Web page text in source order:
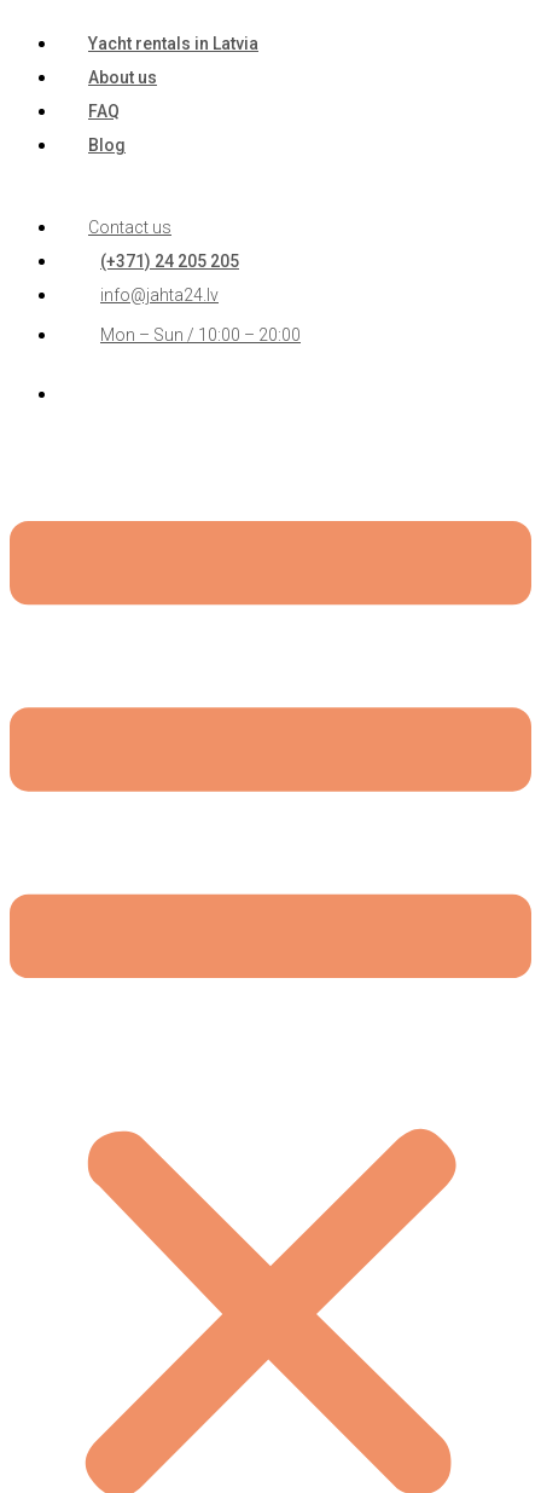
Yacht rentals in Latvia
About us
FAQ
Blog
Contact us
(+371) 24 205 205
info@jahta24.lv
Mon – Sun / 10:00 – 20:00